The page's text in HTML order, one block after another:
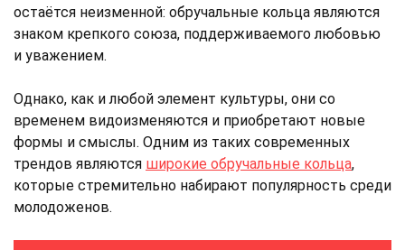
остаётся неизменной: обручальные кольца являются
знаком крепкого союза, поддерживаемого любовью
и уважением.
Однако, как и любой элемент культуры, они со
временем видоизменяются и приобретают новые
формы и смыслы. Одним из таких современных
трендов являются широкие обручальные кольца,
которые стремительно набирают популярность среди
молодоженов.